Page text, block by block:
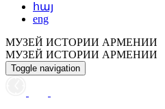
հայ
eng
МУЗЕЙ ИСТОРИИ АРМЕНИИ
МУЗЕЙ ИСТОРИИ АРМЕНИИ
Toggle navigation